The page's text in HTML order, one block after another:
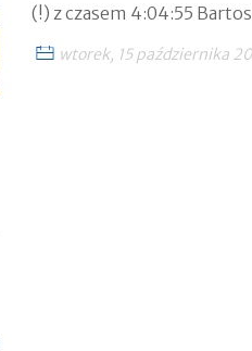
(!) z czasem 4:04:55
wtorek, 15 października